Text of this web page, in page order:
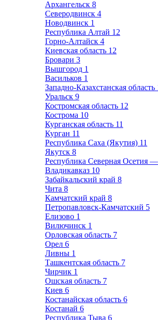
Архангельск 8
Северодвинск 4
Новодвинск 1
Республика Алтай 12
Горно-Алтайск 4
Киевская область 12
Бровари 3
Вышгород 1
Васильков 1
Западно-Казахстанская область
Уральск 9
Костромская область 12
Кострома 10
Курганская область 11
Курган 11
Республика Саха (Якутия) 11
Якутск 8
Республика Северная Осетия
Владикавказ 10
Забайкальский край 8
Чита 8
Камчатский край 8
Петропавловск-Камчатский 5
Елизово 1
Вилючинск 1
Орловская область 7
Орел 6
Ливны 1
Ташкентская область 7
Чирчик 1
Ошская область 7
Киев 6
Костанайская область 6
Костанай 6
Республика Тыва 6